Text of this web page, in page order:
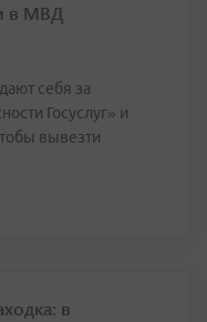
в МВД
себя за
Госуслуг» и
вывезти
в